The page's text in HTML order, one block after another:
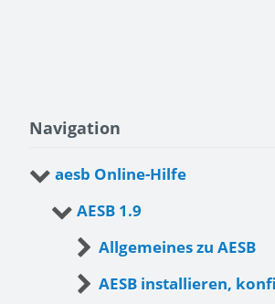
Navigation
aesb Online-Hilfe
AESB 1.9
Allgemeines zu AESB
AESB installieren,